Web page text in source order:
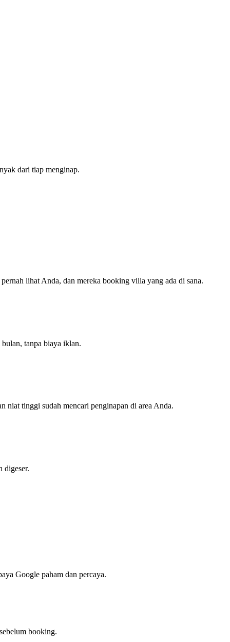
dari tiap menginap.
lihat Anda, dan mereka booking villa yang ada di sana.
tanpa biaya iklan.
niat tinggi sudah mencari penginapan di area Anda.
digeser.
Google paham dan percaya.
booking.